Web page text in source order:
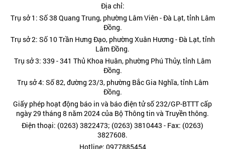
Địa chỉ:
Trụ sở 1: Số 38 Quang Trung, phường Lâm Viên - Đà Lạt, tỉnh Lâm
Đồng.
Trụ sở 2: Số 10 Trần Hưng Đạo, phường Xuân Hương - Đà Lạt, tỉnh
Lâm Đồng.
Trụ sở 3: 339 - 341 Thủ Khoa Huân, phường Phú Thủy, tỉnh Lâm
Đồng.
Trụ sở 4: Số 82, đường 23/3, phường Bắc Gia Nghĩa, tỉnh Lâm
Đồng.
Giấy phép hoạt động báo in và báo điện tử số 232/GP-BTTT cấp
ngày 29 tháng 8 năm 2024 của Bộ Thông tin và Truyền thông.
Điện thoại: (0263) 3822473; (0263) 3810443 - Fax: (0263)
3827608.
Hotline: 0977885454